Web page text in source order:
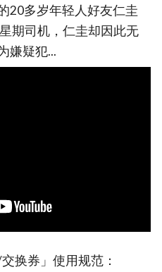
20多岁年轻人好友仁圭
期司机，仁圭却因此无
嫌疑犯...
换券」使用规范：